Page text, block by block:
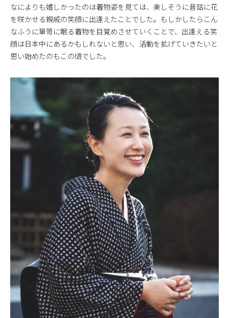
なによりも嬉しかったのは着物姿を見ては、楽しそうに昔話に花
を咲かせる親戚の笑顔に出逢えたことでした。もしかしたらこん
なふうに箪笥に眠る着物を目覚めさせていくことで、出逢える笑
顔は日本中にあるかもしれないと思い、活動を拡げていきたいと
思い始めたのもこの頃でした。